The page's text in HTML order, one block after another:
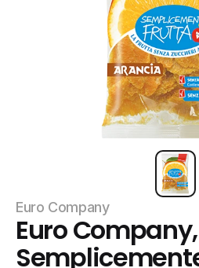
Euro Company
Euro Company,